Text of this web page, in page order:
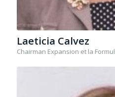
Laeticia Calvez
Chairman Expansion et la